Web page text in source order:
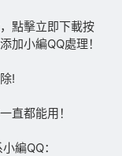
點擊立即下載按
加小編QQ處理！
!
直都能用！
編QQ：